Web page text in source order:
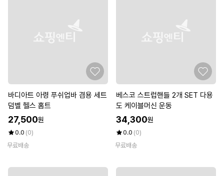
바디아트 아령 푸쉬업바 겸용 세트
덤벨 헬스 홈트
27,500원
0.0 (0)
무료배송
베스코 스트럽핸들 2개 SET 다용
도 케이블머신 운동
34,300원
0.0 (0)
무료배송